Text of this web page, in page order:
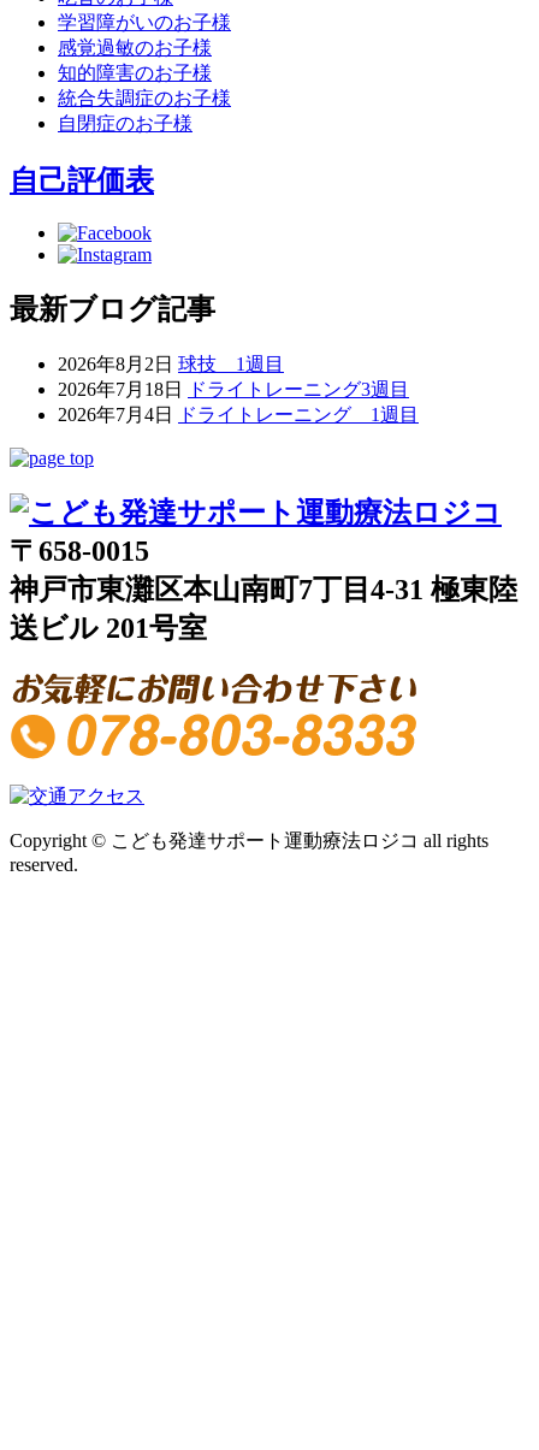
学習障がいのお子様
感覚過敏のお子様
知的障害のお子様
統合失調症のお子様
自閉症のお子様
自己評価表
最新ブログ記事
2026年8月2日 球技 1週目
2026年7月18日
ドライトレーニング3週目
2026年7月4日
ドライトレーニング 1週目
〒658-0015
神戸市東灘区本山南町7丁目4-31 極東陸
送ビル 201号室
Copyright © こども発達サポート運動療法ロジコ all rights
reserved.